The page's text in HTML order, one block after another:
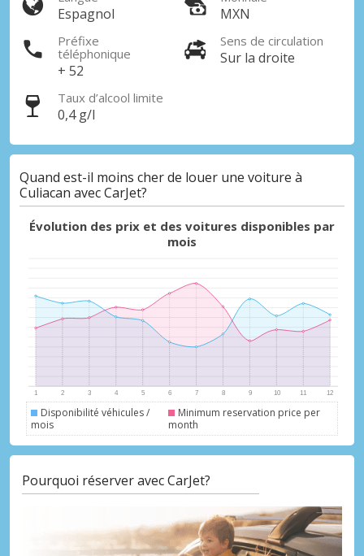
Promotions spéciales
Accédez à toutes vos réservations en un
Espagnol MXN
Préfixe
téléphonique
+ 52
Sens de circulation
Sur la droite
Taux d’alcool limite
0,4 g/l
Quand est-il moins cher de louer une voiture à
Culiacan avec CarJet?
Évolution des prix et des voitures disponibles par
mois
Disponibilité véhicules /
mois
Minimum reservation price per
month
Pourquoi réserver avec CarJet?